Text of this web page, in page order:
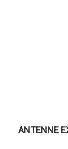
ANTENNE